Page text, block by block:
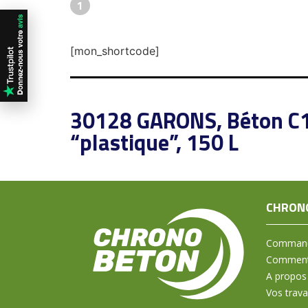
1
[mon_shortcode]
30128 GARONS, Béton
“plastique”, 150 L
A propos
Vos